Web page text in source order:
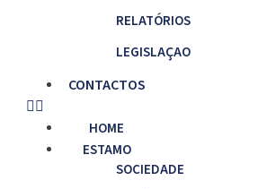
RELATÓRIOS
LEGISLAÇAO
CONTACTOS
HOME
ESTAMO
SOCIEDADE